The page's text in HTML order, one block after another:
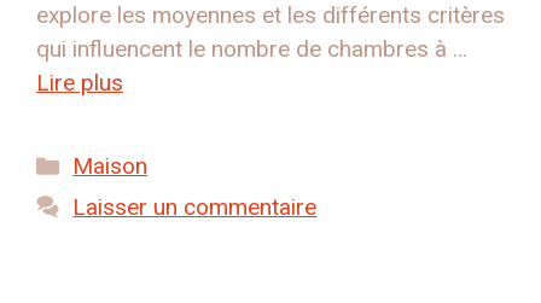
explore les moyennes et les différents critères
qui influencent le nombre de chambres à …
Lire plus
Catégories
Maison
Laisser un commentaire